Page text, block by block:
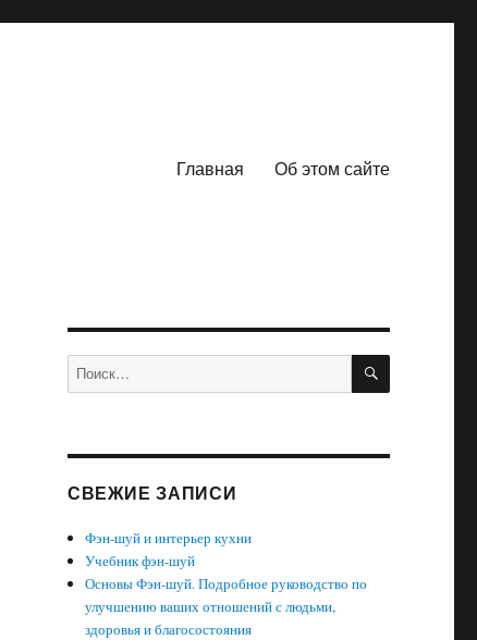
Главная Об этом сайте
Искать: ПОИСК
СВЕЖИЕ ЗАПИСИ
Фэн-шуй и интерьер кухни
Учебник фэн-шуй
Основы Фэн-шуй. Подробное руководство по
улучшению ваших отношений с людьми,
здоровья и благосостояния